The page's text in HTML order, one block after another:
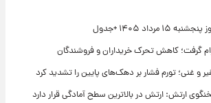
۱۴۰۵ +جدول
گرفت؛ کاهش تحرک خریداران و فروشندگان
و غنی؛ تورم فشار بر دهک‌های پایین را تشدید کرد
ارتش: ارتش در بالاترین سطح آمادگی قرار دارد